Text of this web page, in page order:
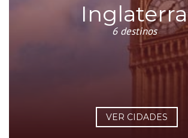
Inglaterra
6 destinos
VER CIDADES